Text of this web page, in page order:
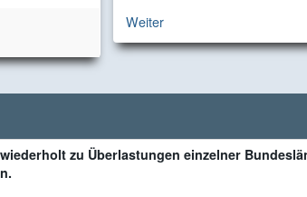
Weiter
zu Überlastungen einzelner